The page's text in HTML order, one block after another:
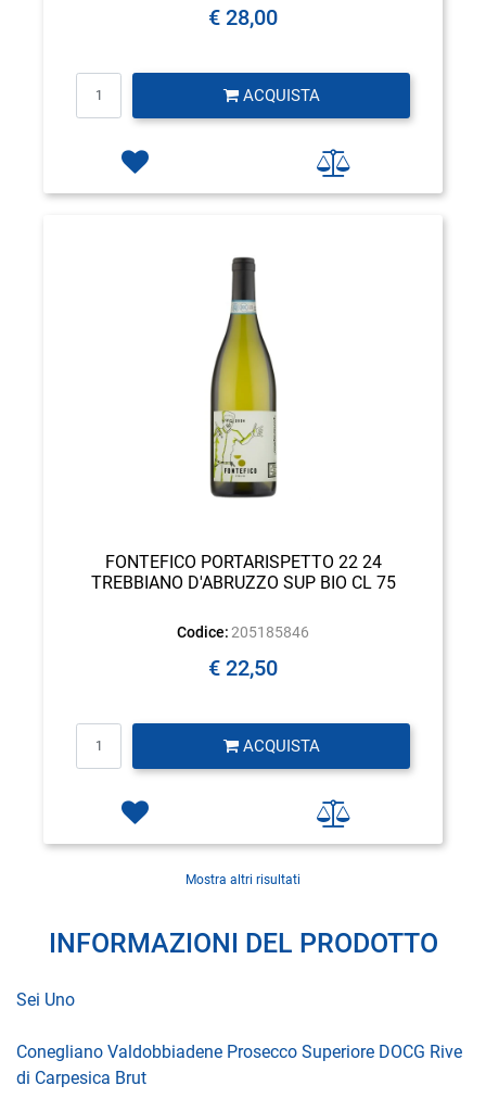
€ 28,00
ACQUISTA
FONTEFICO PORTARISPETTO 22 24
TREBBIANO D'ABRUZZO SUP BIO CL 75
Codice: 205185846
€ 22,50
ACQUISTA
Mostra altri risultati
INFORMAZIONI DEL PRODOTTO
Sei Uno
Conegliano Valdobbiadene Prosecco Superiore DOCG Rive
di Carpesica Brut